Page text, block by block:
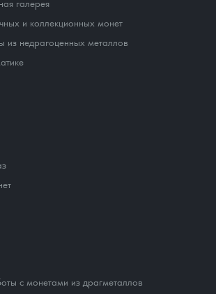
галерея
и коллекционных монет
из недрагоценных металлов
с монетами из драгметаллов